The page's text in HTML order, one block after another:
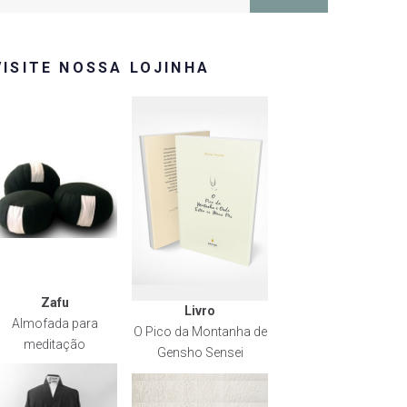
NOSSA LOJINHA
Zafu
Almofada para
meditação
Livro
O Pico da Montanha de
Gensho Sensei